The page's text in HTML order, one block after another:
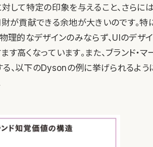
して特定の印象を与えること、さらに
が貢献できる余地が大きいのです。特
理的なデザインのみならず、UIのデザ
高くなっています。また、ブランド・マ
、以下のDysonの例に挙げられるよう